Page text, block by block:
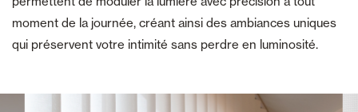
moment de la journée, créant ainsi des ambiances uniques
qui préservent votre intimité sans perdre en luminosité.